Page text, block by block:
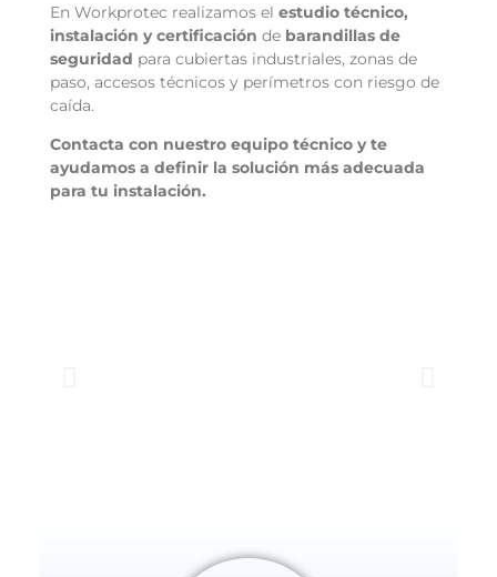
En Workprotec realizamos el estudio técnico,
instalación y certificación de barandillas de
seguridad para cubiertas industriales, zonas de
paso, accesos técnicos y perímetros con riesgo de
caída.
Contacta con nuestro equipo técnico y te
ayudamos a definir la solución más adecuada
para tu instalación.